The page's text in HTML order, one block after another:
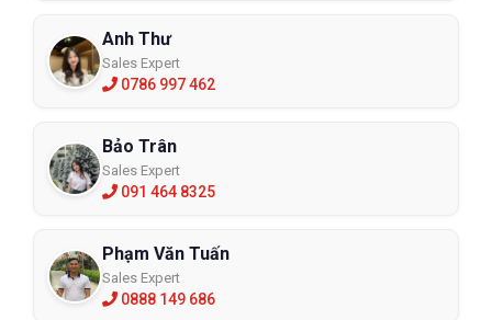
Anh Thư
Sales Expert
0786 997 462
Bảo Trân
Sales Expert
091 464 8325
Phạm Văn Tuấn
Sales Expert
0888 149 686